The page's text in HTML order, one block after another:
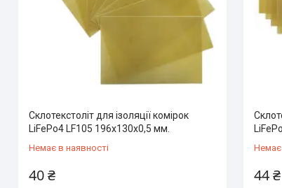
Склотекстоліт для ізоляції комірок
LiFePo4 LF105 196х130х0,5 мм.
Немає в наявності
40 ₴
Немає
44 ₴